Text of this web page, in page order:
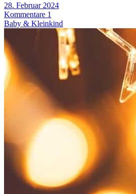
28. Februar 2024
Kommentare 1
Baby & Kleinkind